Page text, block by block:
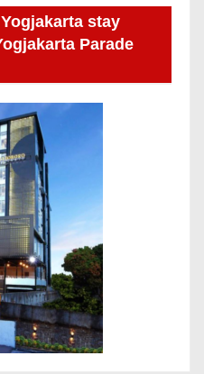
stay
Parade